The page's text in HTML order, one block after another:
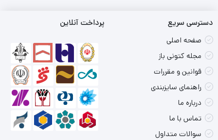
دسترسی سریع
صفحه اصلی
مجله کتونی باز
قوانین و مقررات
راهنمای سایزبندی
درباره ما
تماس با ما
سوالات متداول
پرداخت آنلاین